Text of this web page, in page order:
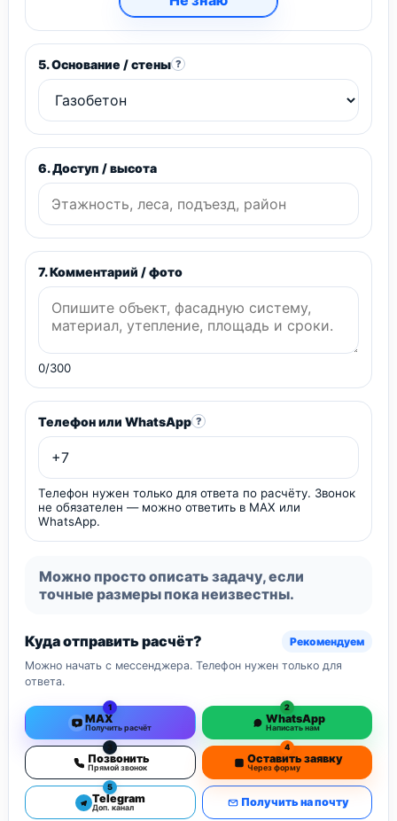
5. Основание / стены ?
6. Доступ / высота
7. Комментарий / фото
0/300
Телефон или WhatsApp ?
Телефон нужен только для ответа по расчёту. Звонок
не обязателен — можно ответить в MAX или
WhatsApp.
Можно просто описать задачу, если
точные размеры пока неизвестны.
Куда отправить расчёт?
Рекомендуем
Можно начать с мессенджера. Телефон нужен только для
ответа.
1
MAX
Получить расчёт
2
WhatsApp
Написать нам
3
Позвонить
Прямой звонок
4
Оставить заявку
Через форму
5
Telegram
Доп. канал Получить на почту